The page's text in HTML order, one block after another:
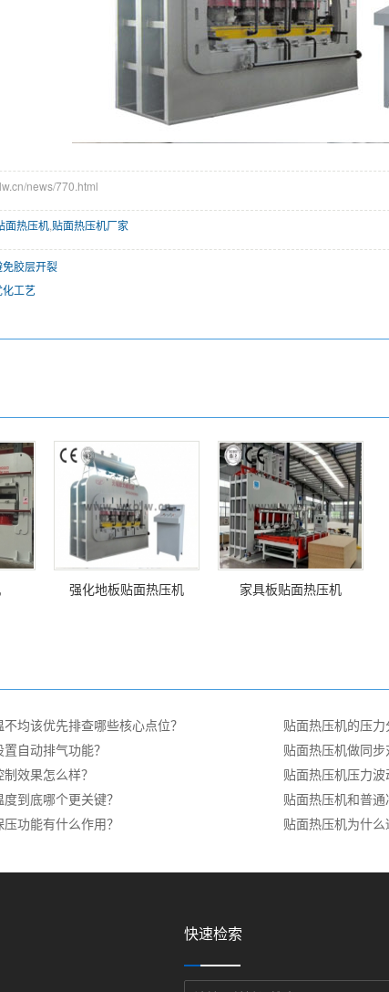
news/770.html
面热压机 贴面热压机厂家
胶层开裂
工艺
强化地板贴面热压机 家具板贴面热压机
均该优先排查哪些核心点位？
贴面热压机的压力
自动排气功能？
贴面热压机做同步
效果怎么样？
贴面热压机压力波
到底哪个更关键？
贴面热压机和普通
功能有什么作用？
贴面热压机为什么
快速检索